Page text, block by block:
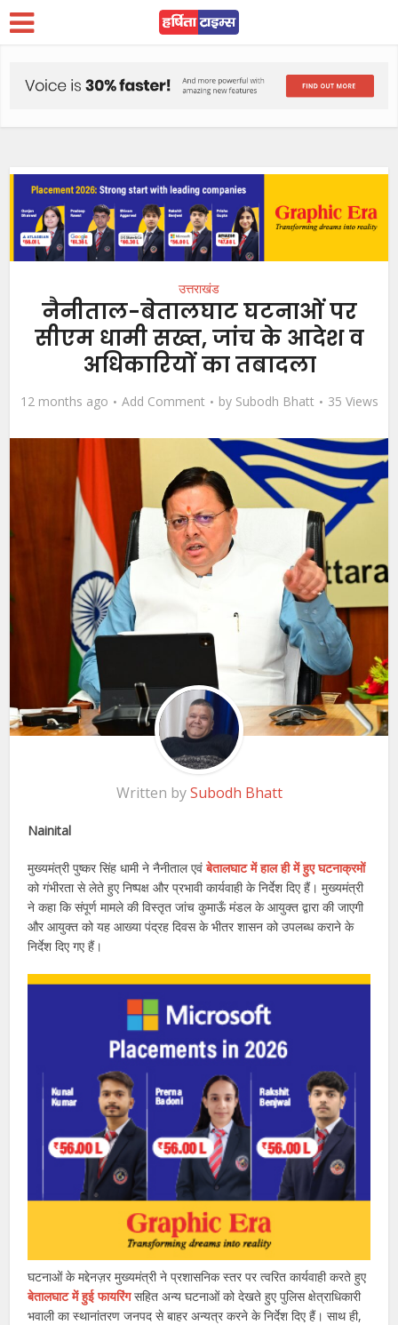
उत्तराखंड
नैनीताल-बेतालघाट घटनाओं पर
सीएम धामी सख्त, जांच के आदेश व
अधिकारियों का तबादला
12 months ago Add Comment by Subodh Bhatt 35 Views
Written bySubodh Bhatt
Nainital
मुख्यमंत्री पुष्कर सिंह धामी ने नैनीताल एवंबेतालघाट में हाल ही में हुए घटनाक्रमों
को गंभीरता से लेते हुए निष्पक्ष और प्रभावी कार्यवाही के निर्देश दिए हैं। मुख्यमंत्री
ने कहा कि संपूर्ण मामले की विस्तृत जांच कुमाऊँ मंडल के आयुक्त द्वारा की जाएगी
और आयुक्त को यह आख्या पंद्रह दिवस के भीतर शासन को उपलब्ध कराने के
निर्देश दिए गए हैं।
घटनाओं के मद्देनज़र मुख्यमंत्री ने प्रशासनिक स्तर पर त्वरित कार्यवाही करते हुए
बेतालघाट में हुई फायरिंगसहित अन्य घटनाओं को देखते हुए पुलिस क्षेत्राधिकारी
भवाली का स्थानांतरण जनपद से बाहर अन्यत्र करने के निर्देश दिए हैं। साथ ही,